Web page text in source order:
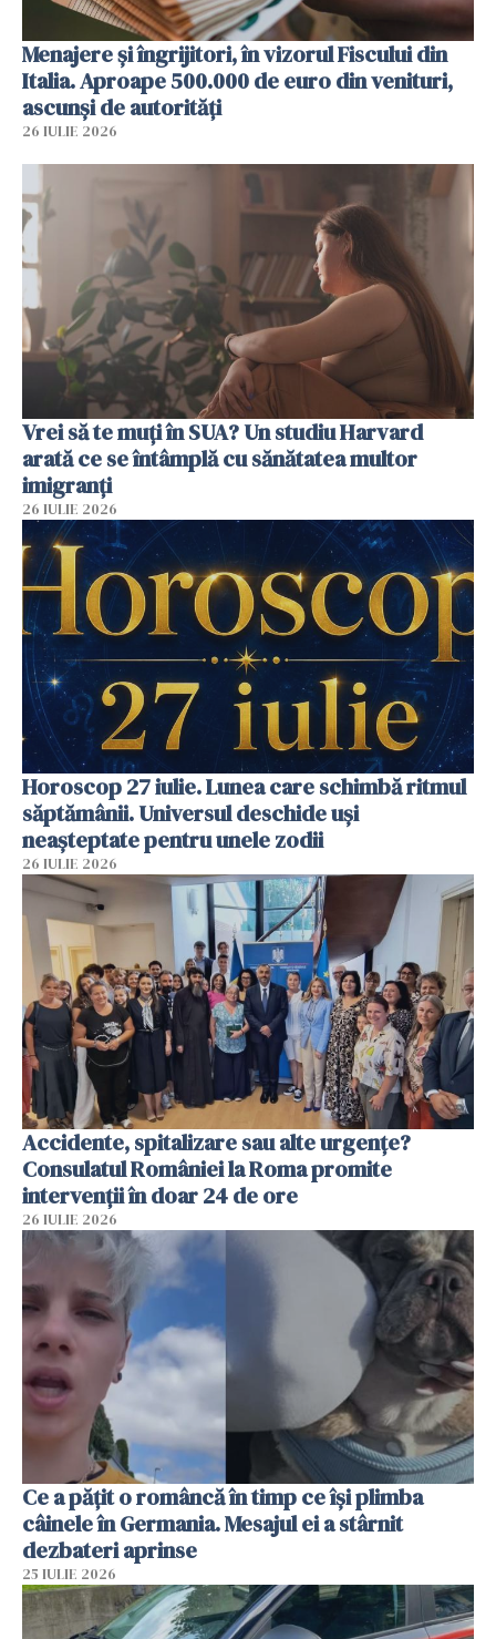
Menajere și îngrijitori, în vizorul Fiscului din
Italia. Aproape 500.000 de euro din venituri,
ascunși de autorități
26 IULIE 2026
Vrei să te muți în SUA? Un studiu Harvard
arată ce se întâmplă cu sănătatea multor
imigranți
26 IULIE 2026
Horoscop 27 iulie. Lunea care schimbă ritmul
săptămânii. Universul deschide uși
neașteptate pentru unele zodii
26 IULIE 2026
Accidente, spitalizare sau alte urgențe?
Consulatul României la Roma promite
intervenții în doar 24 de ore
26 IULIE 2026
Ce a pățit o româncă în timp ce își plimba
câinele în Germania. Mesajul ei a stârnit
dezbateri aprinse
25 IULIE 2026